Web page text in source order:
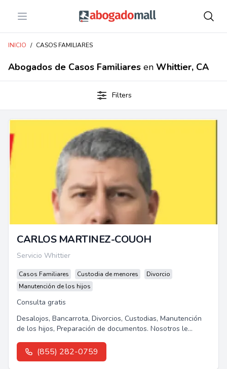
Open menu Abogadomall
INICIO / CASOS FAMILIARES
Abogados de Casos Familiares en Whittier, CA
Filters
CARLOS MARTINEZ-COUOH
Servicio Whittier
Casos Familiares Custodia de menores
Divorcio
Manutención de los hijos
Consulta gratis
Desalojos, Bancarrota, Divorcios, Custodias, Manutención
de los hijos, Preparación de documentos. Nosotros le
(855) 282-0759